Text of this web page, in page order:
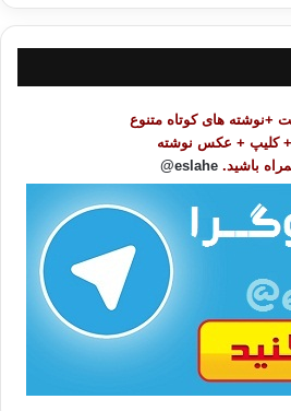
+نوشته های کوتاه متنوع
کلیپ + عکس نوشته
باشید. eslahe@